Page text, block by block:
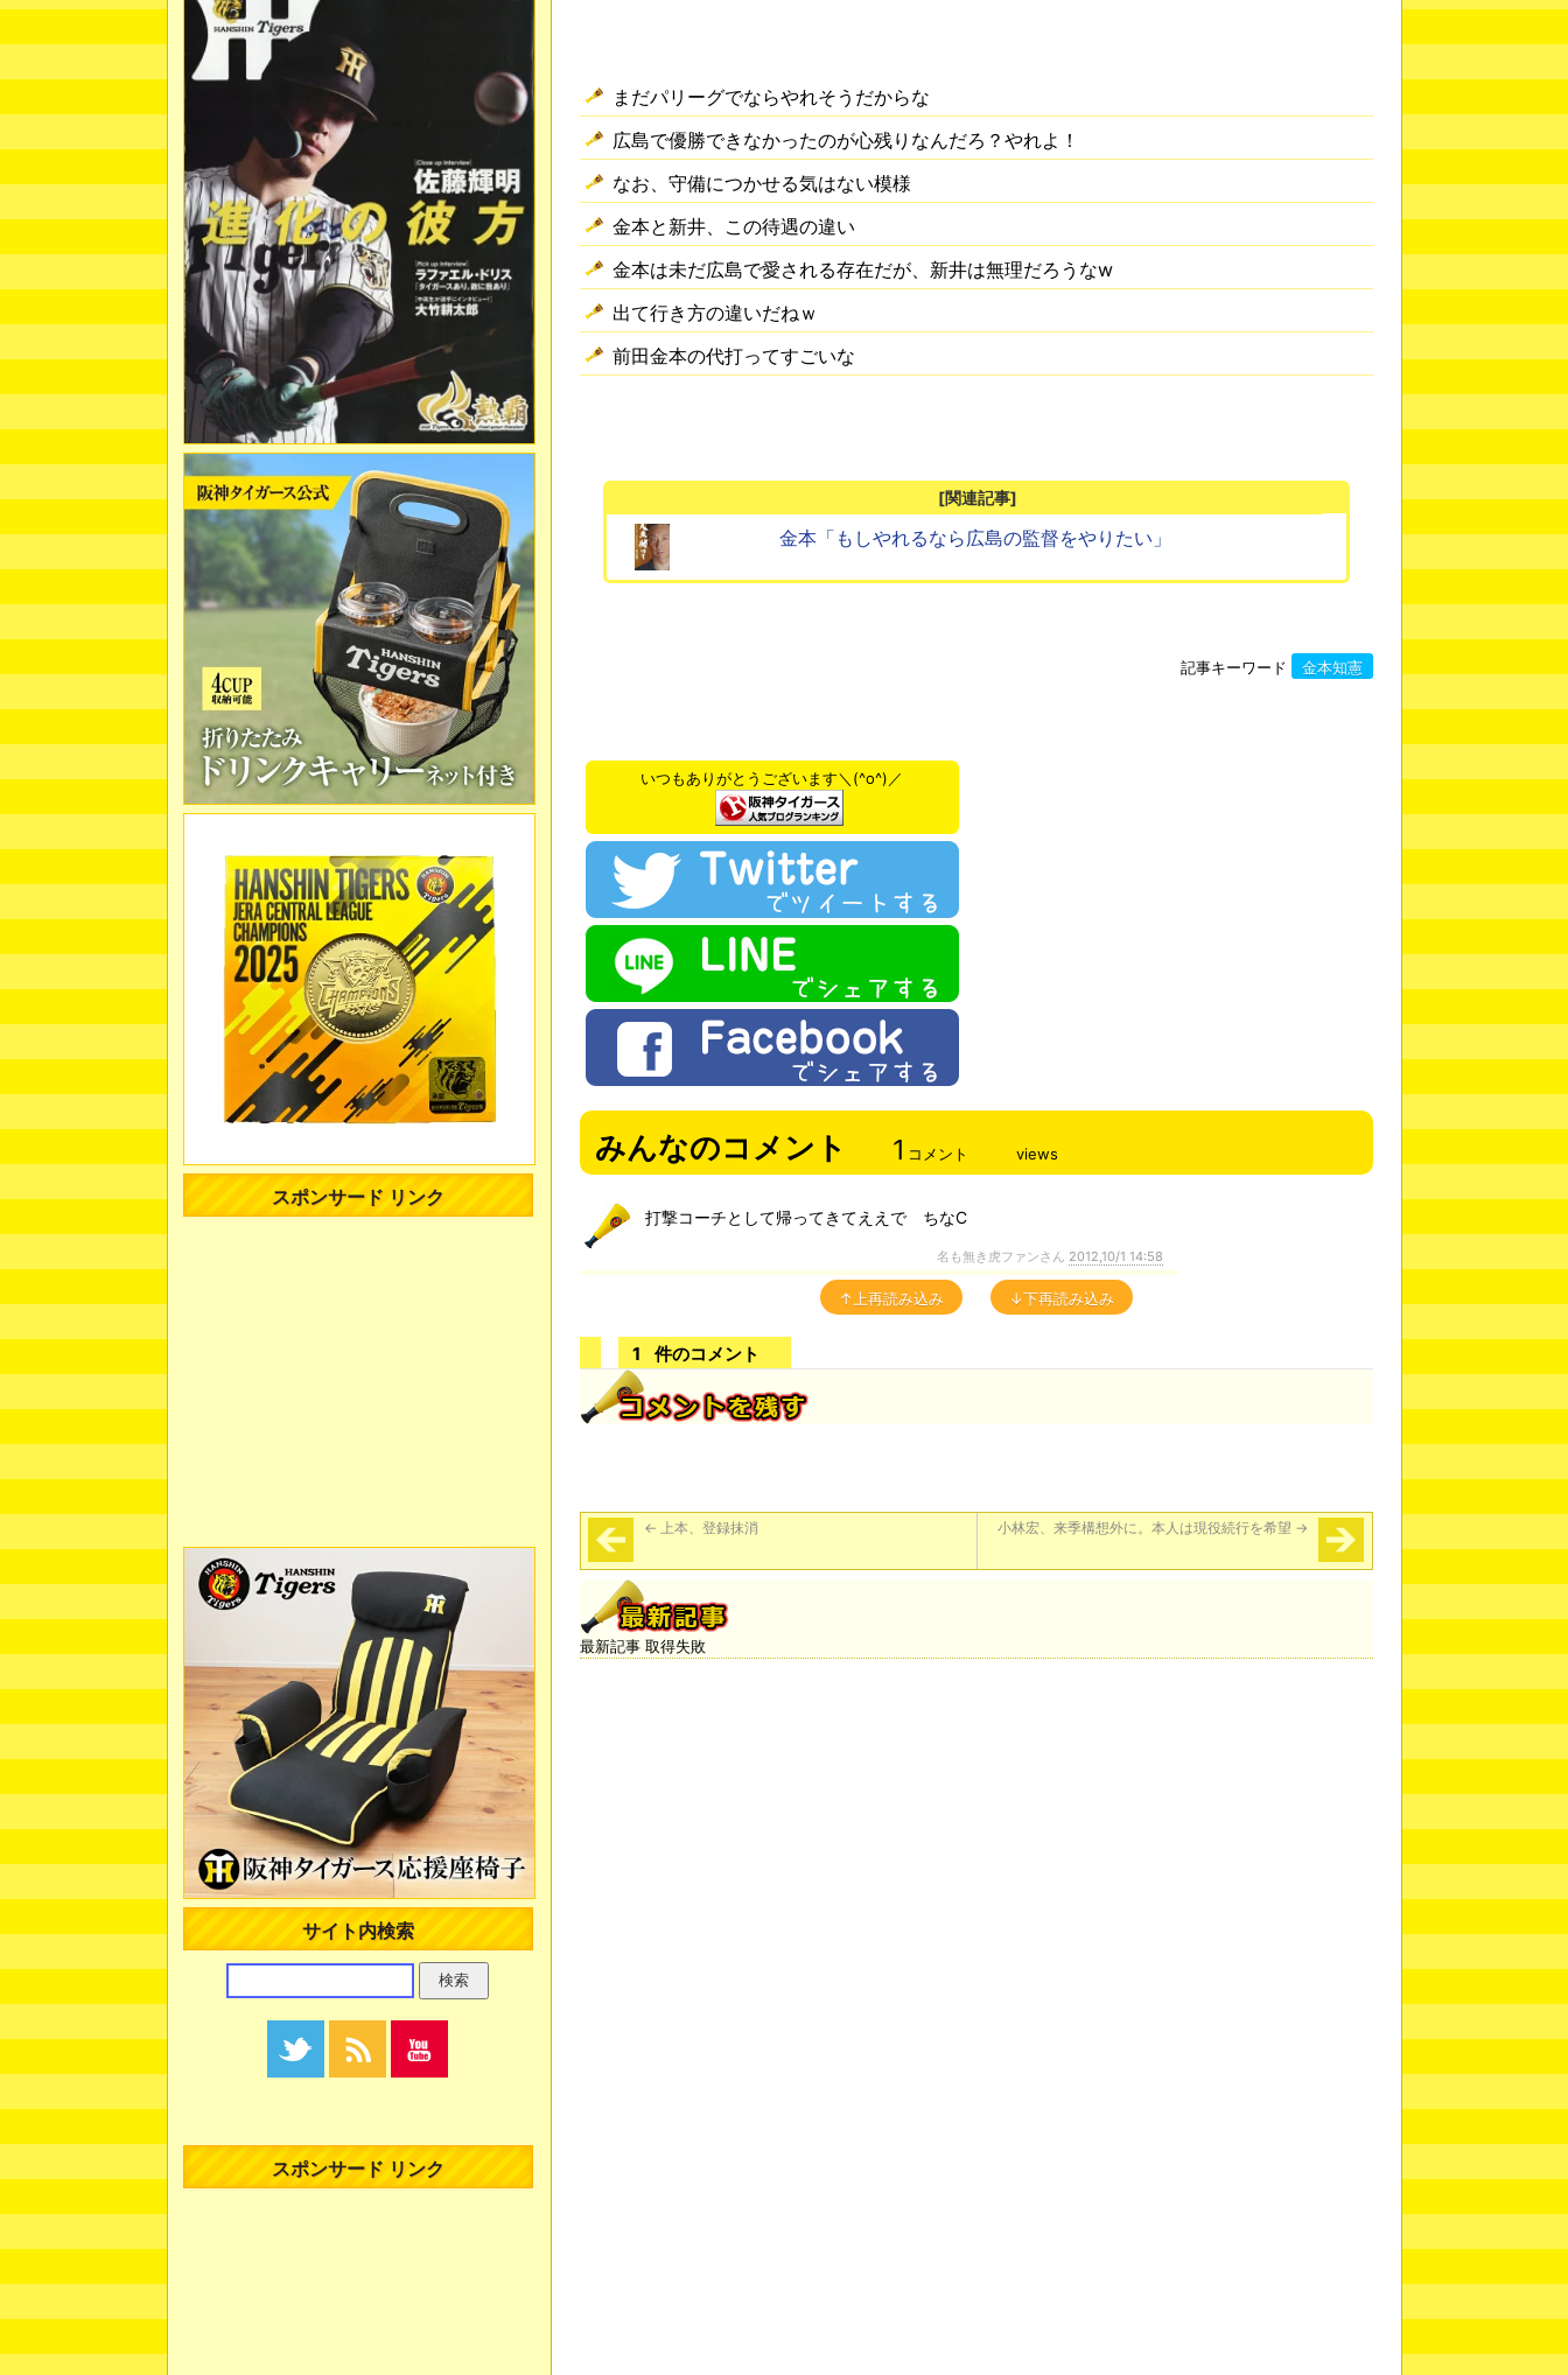
まだパリーグでならやれそうだからな
広島で優勝できなかったのが心残りなんだろ？やれよ！
なお、守備につかせる気はない模様
金本と新井、この待遇の違い
金本は未だ広島で愛される存在だが、新井は無理だろうなw
出て行き方の違いだねｗ
前田金本の代打ってすごいな
[関連記事]
金本「もしやれるなら広島の監督をやりたい」
記事キーワード 金本知憲
いつもありがとうございます＼(^o^)／
みんなのコメント 1 コメント views
打撃コーチとして帰ってきてええで ちなC
名も無き虎ファンさん 2012,10/1 14:58
↑上再読み込み ↓下再読み込み
1 件のコメント
← 上本、登録抹消 小林宏、来季構想外に。本人は現役続行を希望 →
最新記事 取得失敗
スポンサード リンク
サイト内検索
スポンサード リンク